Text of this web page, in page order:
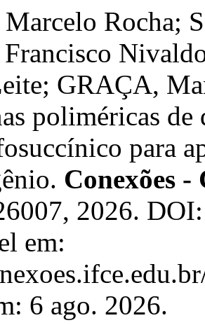
Rocha;
GRAÇA,
poliméricas de
para
Conexões -
2026.
em:
6 ago. 2026.